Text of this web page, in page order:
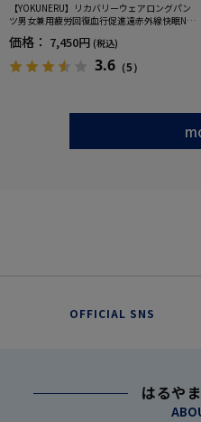
【YOKUNERU】リカバリーウェアロングパン
ツ男女兼用疲労回復血行促進遠赤外線快眠NA
NOMIX(R)【一般医療機器】SS～LLサイズ
価格： 7,450円 (税込)
3.6 （5）
OFFICIAL SNS
はるや